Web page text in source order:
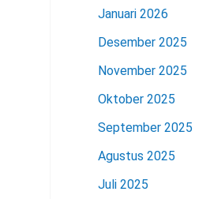
Januari 2026
Desember 2025
November 2025
Oktober 2025
September 2025
Agustus 2025
Juli 2025